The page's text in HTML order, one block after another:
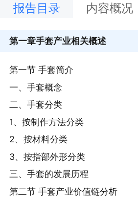
报告目录 内容概况
第一章手套产业相关概述
第一节 手套简介
一、手套概念
二、手套分类
1、按制作方法分类
2、按材料分类
3、按指部外形分类
三、手套的发展历程
第二节 手套产业价值链分析